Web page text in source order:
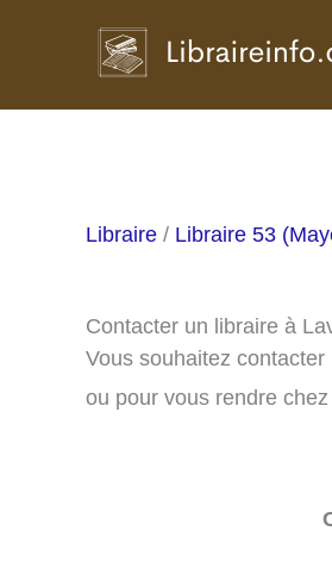
Libraire / Libraire 53
Contacter un libraire à
Vous souhaitez
ou pour vous rendre